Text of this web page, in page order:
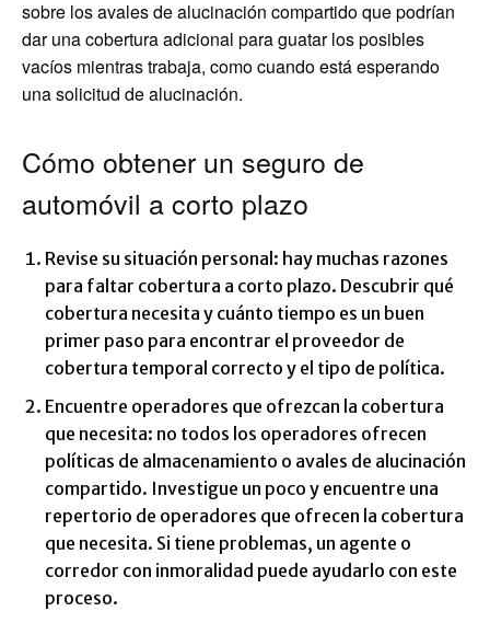
sobre los avales de alucinación compartido que podrían
dar una cobertura adicional para guatar los posibles
vacíos mientras trabaja, como cuando está esperando
una solicitud de alucinación.
Cómo obtener un seguro de
automóvil a corto plazo
Revise su situación personal: hay muchas razones
para faltar cobertura a corto plazo. Descubrir qué
cobertura necesita y cuánto tiempo es un buen
primer paso para encontrar el proveedor de
cobertura temporal correcto y el tipo de política.
Encuentre operadores que ofrezcan la cobertura
que necesita: no todos los operadores ofrecen
políticas de almacenamiento o avales de alucinación
compartido. Investigue un poco y encuentre una
repertorio de operadores que ofrecen la cobertura
que necesita. Si tiene problemas, un agente o
corredor con inmoralidad puede ayudarlo con este
proceso.